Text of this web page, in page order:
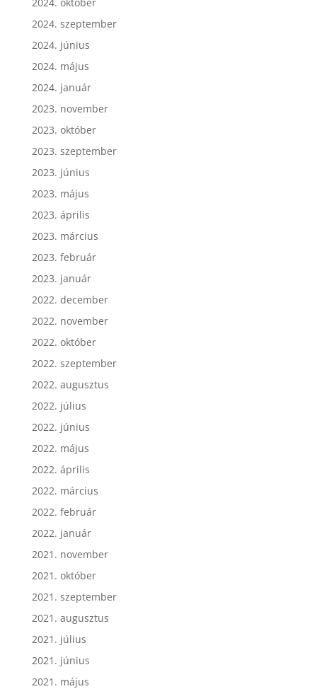
2024. szeptember
2024. június
2024. május
2024. január
2023. november
2023. október
2023. szeptember
2023. június
2023. május
2023. április
2023. március
2023. február
2023. január
2022. december
2022. november
2022. október
2022. szeptember
2022. augusztus
2022. július
2022. június
2022. május
2022. április
2022. március
2022. február
2022. január
2021. november
2021. október
2021. szeptember
2021. augusztus
2021. július
2021. június
2021. május